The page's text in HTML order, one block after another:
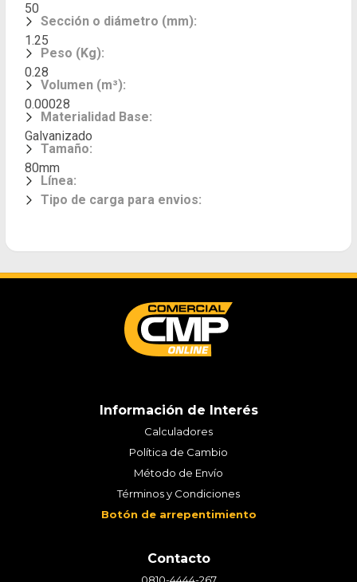
50
Sección o diámetro (mm):
1.25
Peso (Kg):
0.28
Volumen (m³):
0.00028
Materialidad Base:
Galvanizado
Tamaño:
80mm
Línea:
Tipo de carga para envios:
Información de Interés
Calculadores
Política de Cambio
Método de Envío
Términos y Condiciones
Botón de arrepentimiento
Contacto